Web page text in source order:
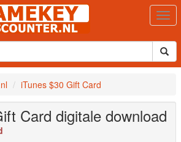
iTunes $30 Gift Card
Card digitale download